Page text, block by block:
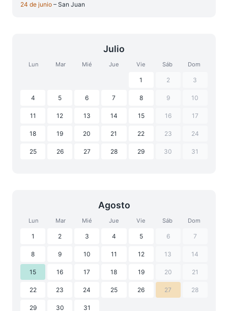
24 de junio – San Juan
Julio
Lun Mar Mié Jue Vie Sáb Dom
1 2 3
4 5 6 7 8 9 10
11 12 13 14 15 16 17
18 19 20 21 22 23 24
25 26 27 28 29 30 31
Agosto
Lun Mar Mié Jue Vie Sáb Dom
1 2 3 4 5 6 7
8 9 10 11 12 13 14
15 16 17 18 19 20 21
22 23 24 25 26 27 28
29 30 31